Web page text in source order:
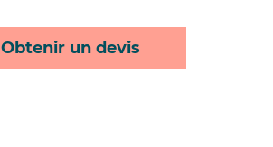
Obtenir un devis